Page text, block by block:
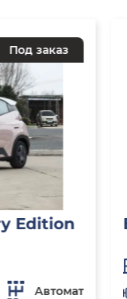
Под заказ
Edition
Автомат